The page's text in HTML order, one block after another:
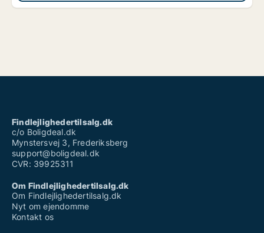
Findlejlighedertilsalg.dk
c/o Boligdeal.dk
Mynstersvej 3, Frederiksberg
support@boligdeal.dk
CVR: 39925311
Om Findlejlighedertilsalg.dk
Om Findlejlighedertilsalg.dk
Nyt om ejendomme
Kontakt os